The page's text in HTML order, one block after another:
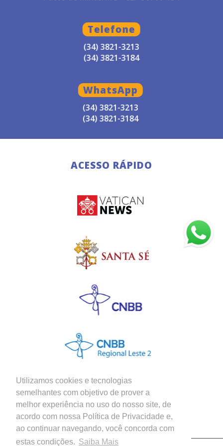
Utilizamos cookies e tecnologias
semelhantes com objetivo de prover a
melhor experiência no uso do nosso site, de
acordo com nossa Política de Privacidade e,
ao continuar navegando, você concorda com
estas condições. Saiba Mais
Igreja Matriz Nossa Senhora do
sendo o celebrante Dom Claudio Nori
Telefone
(34) 3821-3213
(34) 3821-3184
WhatsApp
(34) 3821-3213
(34) 3821-3184
ACESSO RÁPIDO
Siga nossas Redes Sociais